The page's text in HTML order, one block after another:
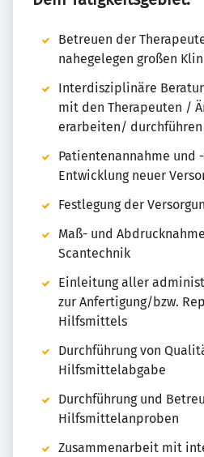
Betreuen der
nahegelegen großen
Interdisziplinäre
mit den Therapeuten /
erarbeiten/ durchführen
Patientenannahme und
Entwicklung neuer
Festlegung der
Maß- und
Scantechnik
Einleitung aller
zur Anfertigung/bzw.
Hilfsmittels
Durchführung von
Hilfsmittelabgabe
Durchführung und
Hilfsmittelanproben
Zusammenarbeit mit